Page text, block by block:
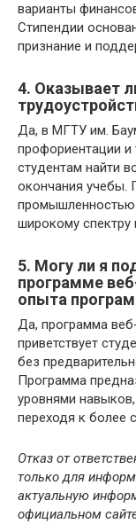
варианты
Стипендии
признание и
4. Оказывает
Да, в МГТУ им.
профориентации и
студентам найти
окончания учебы.
промышленностью
широкому спектру
5. Могу ли я
программе
опыта
Да, программа
приветствует
без
Программа
уровнями
переходя к более
Отказ от
только для
актуальную
официальном